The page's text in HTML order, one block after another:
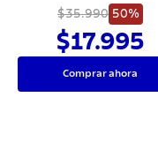
$35.990 50%
$17.995
Comprar ahora